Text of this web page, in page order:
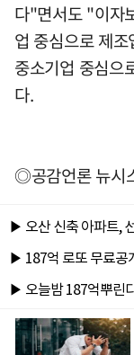
다"면서도 "이자
업 중심으로 제
중소기업 중심으
다.
◎공감언론 뉴시